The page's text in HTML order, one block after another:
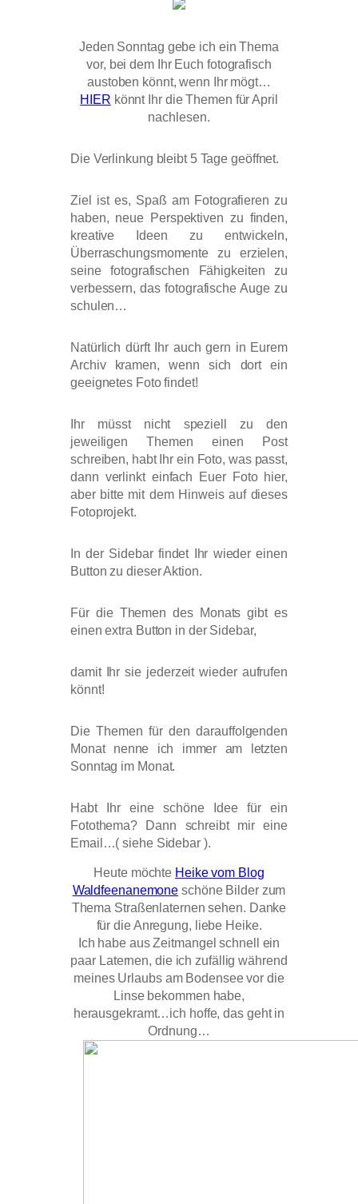
Jeden Sonntag gebe ich ein Thema
vor, bei dem Ihr Euch fotografisch
austoben könnt, wenn Ihr mögt…
HIER könnt Ihr die Themen für April
nachlesen.
Die Verlinkung bleibt 5 Tage geöffnet.
Ziel ist es, Spaß am Fotografieren zu
haben, neue Perspektiven zu finden,
kreative Ideen zu entwickeln,
Überraschungsmomente zu erzielen,
seine fotografischen Fähigkeiten zu
verbessern, das fotografische Auge zu
schulen…
Natürlich dürft Ihr auch gern in Eurem
Archiv kramen, wenn sich dort ein
geeignetes Foto findet!
Ihr müsst nicht speziell zu den
jeweiligen Themen einen Post
schreiben, habt Ihr ein Foto, was passt,
dann verlinkt einfach Euer Foto hier,
aber bitte mit dem Hinweis auf dieses
Fotoprojekt.
In der Sidebar findet Ihr wieder einen
Button zu dieser Aktion.
Für die Themen des Monats gibt es
einen extra Button in der Sidebar,
damit Ihr sie jederzeit wieder aufrufen
könnt!
Die Themen für den darauffolgenden
Monat nenne ich immer am letzten
Sonntag im Monat.
Habt Ihr eine schöne Idee für ein
Fotothema? Dann schreibt mir eine
Email…( siehe Sidebar ).
Heute möchte Heike vom Blog
Waldfeenanemone schöne Bilder zum
Thema Straßenlaternen sehen. Danke
für die Anregung, liebe Heike.
Ich habe aus Zeitmangel schnell ein
paar Laternen, die ich zufällig während
meines Urlaubs am Bodensee vor die
Linse bekommen habe,
herausgekramt…ich hoffe, das geht in
Ordnung…